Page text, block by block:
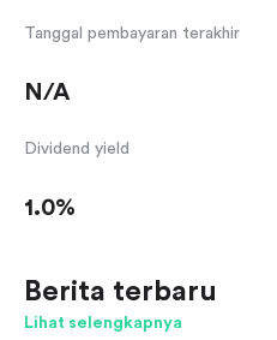
Tanggal pembayaran terakhir
N/A
Dividend yield
1.0%
Berita terbaru
Lihat selengkapnya